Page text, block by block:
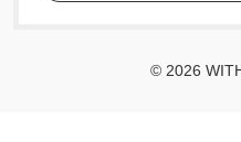
© 2026